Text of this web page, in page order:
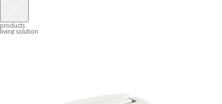
products
living solution